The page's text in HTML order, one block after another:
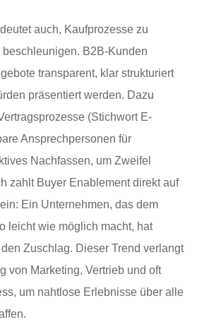
auch, Kaufprozesse zu
beschleunigen. B2B-Kunden
transparent, klar strukturiert
präsentiert werden. Dazu
(Stichwort E-
Ansprechpersonen für
Nachfassen, um Zweifel
zahlt Buyer Enablement direkt auf
Ein Unternehmen, das dem
leicht wie möglich macht, hat
Zuschlag. Dieser Trend verlangt
von Marketing, Vertrieb und oft
um nahtlose Erlebnisse über alle